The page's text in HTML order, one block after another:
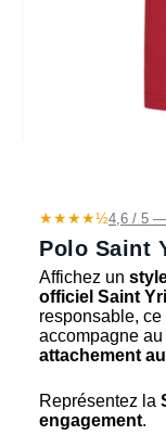
★★★★½4,6 / 5 —
Polo Saint
Affichez un
officiel Saint
responsable, ce
accompagne
attachement
Représentez la
engagement.